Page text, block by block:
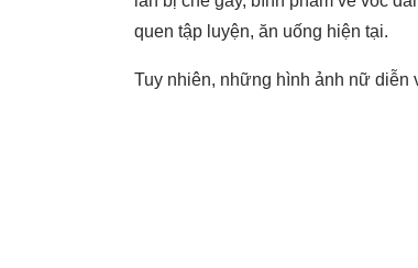
quen tập luyện, ăn uống hiện tại.
Tuy nhiên, những hình ảnh nữ diễn